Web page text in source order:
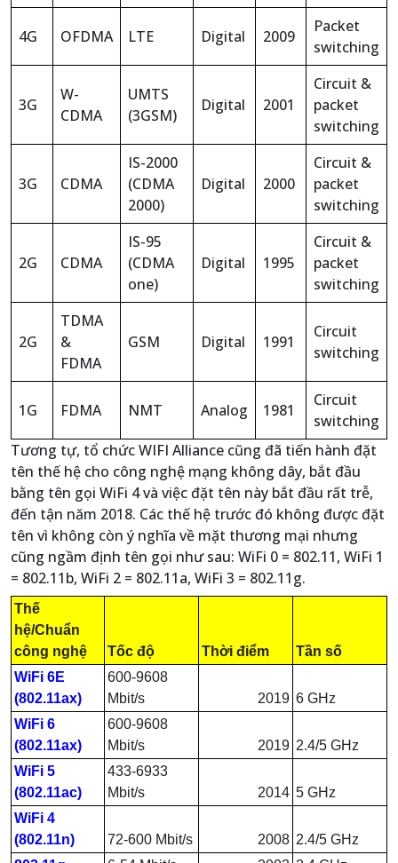
4G OFDMA LTE Digital 2009
Packet
switching
3G
W-
CDMA
UMTS
(3GSM)
Digital 2001
Circuit &
packet
switching
3G CDMA
IS-2000
(CDMA
2000)
Digital 2000
Circuit &
packet
switching
2G CDMA
IS-95
(CDMA
one)
Digital 1995
Circuit &
packet
switching
2G
TDMA
&
FDMA
GSM Digital 1991
Circuit
switching
1G FDMA NMT Analog 1981
Circuit
switching
Tương tự, tổ chức WIFI Alliance cũng đã tiến hành đặt
tên thế hệ cho công nghệ mạng không dây, bắt đầu
bằng tên gọi WiFi 4 và việc đặt tên này bắt đầu rất trễ,
đến tận năm 2018. Các thế hệ trước đó không được đặt
tên vì không còn ý nghĩa về mặt thương mại nhưng
cũng ngầm định tên gọi như sau: WiFi 0 = 802.11, WiFi 1
= 802.11b, WiFi 2 = 802.11a, WiFi 3 = 802.11g.
Thế
hệ/Chuẩn
công nghệ
Tốc độ Thời điểm
Tần số
WiFi 6E
(802.11ax)
600-9608
Mbit/s
2019 6 GHz
WiFi 6
(802.11ax)
600-9608
Mbit/s
2019 2.4/5 GHz
WiFi 5
(802.11ac)
433-6933
Mbit/s
2014 5 GHz
WiFi 4
(802.11n)
72-600 Mbit/s 2008 2.4/5 GHz